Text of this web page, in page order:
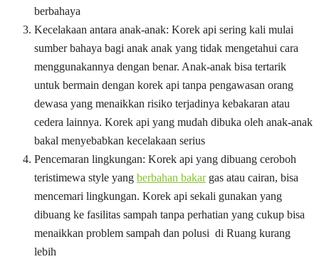
berbahaya
Kecelakaan antara anak-anak: Korek api sering kali mulai
sumber bahaya bagi anak anak yang tidak mengetahui cara
menggunakannya dengan benar. Anak-anak bisa tertarik
untuk bermain dengan korek api tanpa pengawasan orang
dewasa yang menaikkan risiko terjadinya kebakaran atau
cedera lainnya. Korek api yang mudah dibuka oleh anak-anak
bakal menyebabkan kecelakaan serius
Pencemaran lingkungan: Korek api yang dibuang ceroboh
teristimewa style yang berbahan bakargas atau cairan, bisa
mencemari lingkungan. Korek api sekali gunakan yang
dibuang ke fasilitas sampah tanpa perhatian yang cukup bisa
menaikkan problem sampah dan polusi di Ruang kurang
lebih